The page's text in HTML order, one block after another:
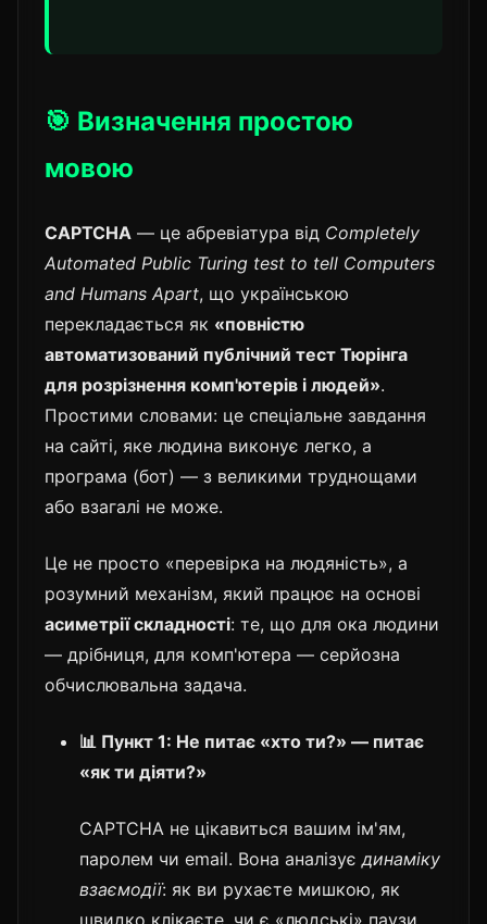
🎯 Визначення простою
мовою
CAPTCHA — це абревіатура від Completely
Automated Public Turing test to tell Computers
and Humans Apart, що українською
перекладається як «повністю
автоматизований публічний тест Тюрінга
для розрізнення комп'ютерів і людей».
Простими словами: це спеціальне завдання
на сайті, яке людина виконує легко, а
програма (бот) — з великими труднощами
або взагалі не може.
Це не просто «перевірка на людяність», а
розумний механізм, який працює на основі
асиметрії складності: те, що для ока людини
— дрібниця, для комп'ютера — серйозна
обчислювальна задача.
📊 Пункт 1: Не питає «хто ти?» — питає
«як ти діяти?»
CAPTCHA не цікавиться вашим ім'ям,
паролем чи email. Вона аналізуєдинаміку
взаємодії: як ви рухаєте мишкою, як